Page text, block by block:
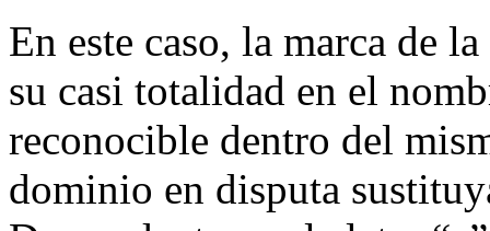
En este caso, la marca de
su casi totalidad en el
reconocible dentro del
dominio en disputa